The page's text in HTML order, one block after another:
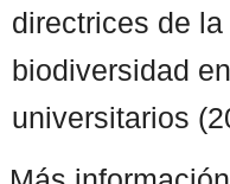
directrices de
biodiversidad
universitarios